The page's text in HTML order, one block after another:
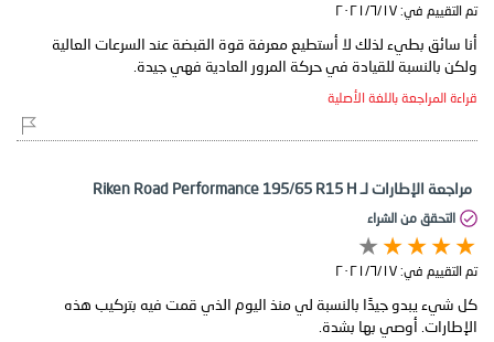
تم التقييم في: ١٧‏/٦‏/٢٠٢١
أنا سائق بطيء لذلك لا أستطيع معرفة قوة القبضة عند السرعات العالية
ولكن بالنسبة للقيادة في حركة المرور العادية فهي جيدة.
قراءة المراجعة باللغة الأصلية
مراجعة الإطارات لـ Riken Road Performance 195/65 R15 H
التحقق من الشراء
تم التقييم في: ١٧‏/٦‏/٢٠٢١
كل شيء يبدو جيدًا بالنسبة لي منذ اليوم الذي قمت فيه بتركيب هذه
الإطارات. أوصي بها بشدة.